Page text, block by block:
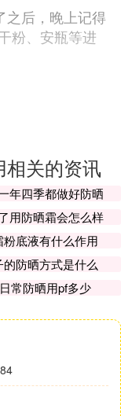
之后，晚上记得
粉、安瓶等进
效果，应该将
他裸露的皮肤
应该是一年四
意防晒很容易
不同用量也会不
，女生脸部需
防晒霜则需要
再根据裸露的
自身身体情况
关的资讯
年四季都做好防晒
用防晒霜会怎么样
粉底液有什么作用
的防晒方式是什么
常防晒用pf多少